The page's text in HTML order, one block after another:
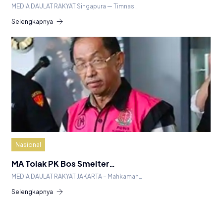
MEDIA DAULAT RAKYAT Singapura — Timnas…
Selengkapnya
Nasional
MA Tolak PK Bos Smelter…
MEDIA DAULAT RAKYAT JAKARTA – Mahkamah…
Selengkapnya